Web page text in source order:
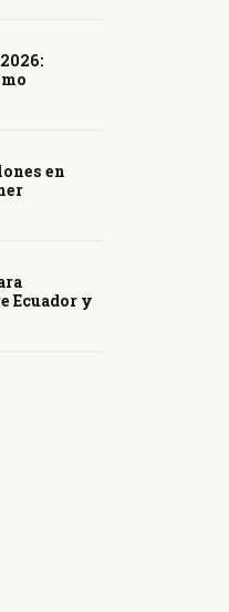
en
Ecuador y